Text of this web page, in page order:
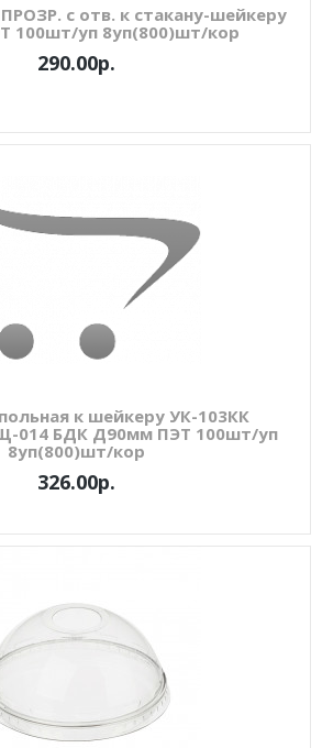
с отв. к стакану-шейкеру
100шт/уп 8уп(800)шт/кор
290.00р.
к шейкеру УК-103КК
014 БДК Д90мм ПЭТ 100шт/уп
8уп(800)шт/кор
326.00р.